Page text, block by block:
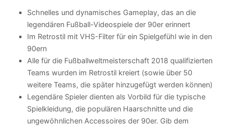
Schnelles und dynamisches Gameplay, das an die
legendären Fußball-Videospiele der 90er erinnert
Im Retrostil mit VHS-Filter für ein Spielgefühl wie in den
90ern
Alle für die Fußballweltmeisterschaft 2018 qualifizierten
Teams wurden im Retrostil kreiert (sowie über 50
weitere Teams, die später hinzugefügt werden können)
Legendäre Spieler dienten als Vorbild für die typische
Spielkleidung, die populären Haarschnitte und die
ungewöhnlichen Accessoires der 90er. Gib dem